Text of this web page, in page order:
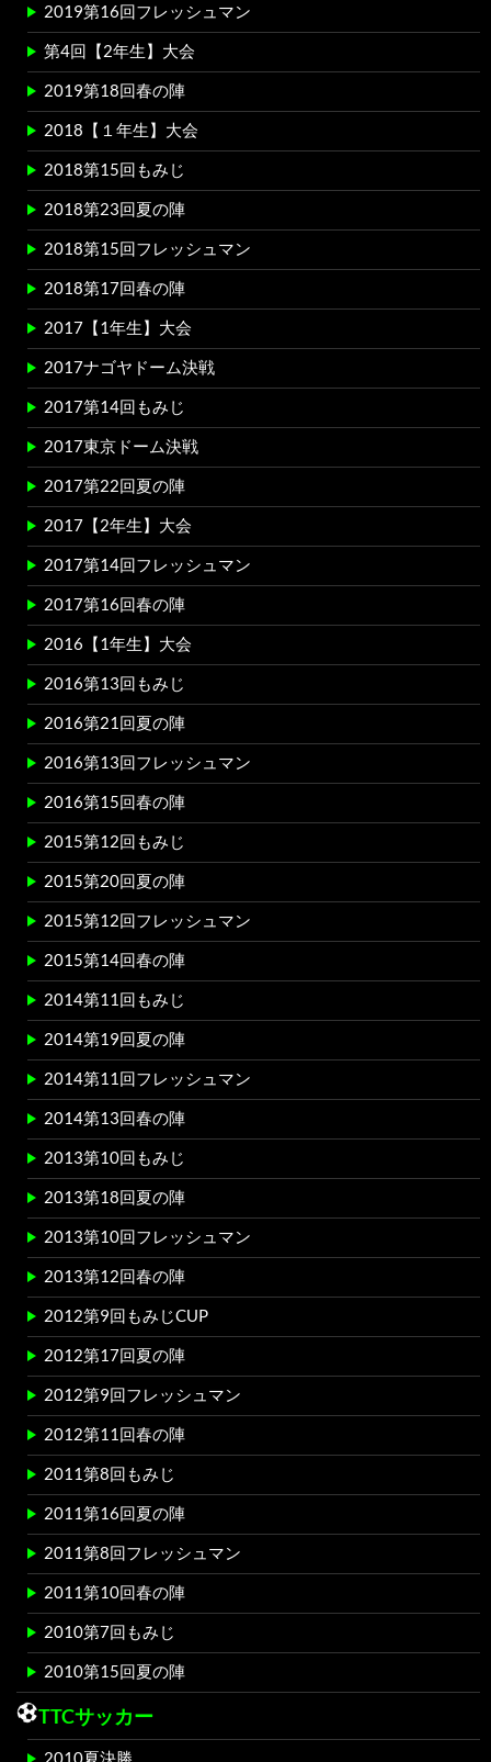
2019第16回フレッシュマン
第4回【2年生】大会
2019第18回春の陣
2018【１年生】大会
2018第15回もみじ
2018第23回夏の陣
2018第15回フレッシュマン
2018第17回春の陣
2017【1年生】大会
2017ナゴヤドーム決戦
2017第14回もみじ
2017東京ドーム決戦
2017第22回夏の陣
2017【2年生】大会
2017第14回フレッシュマン
2017第16回春の陣
2016【1年生】大会
2016第13回もみじ
2016第21回夏の陣
2016第13回フレッシュマン
2016第15回春の陣
2015第12回もみじ
2015第20回夏の陣
2015第12回フレッシュマン
2015第14回春の陣
2014第11回もみじ
2014第19回夏の陣
2014第11回フレッシュマン
2014第13回春の陣
2013第10回もみじ
2013第18回夏の陣
2013第10回フレッシュマン
2013第12回春の陣
2012第9回もみじCUP
2012第17回夏の陣
2012第9回フレッシュマン
2012第11回春の陣
2011第8回もみじ
2011第16回夏の陣
2011第8回フレッシュマン
2011第10回春の陣
2010第7回もみじ
2010第15回夏の陣
TTCサッカー
2010夏決勝